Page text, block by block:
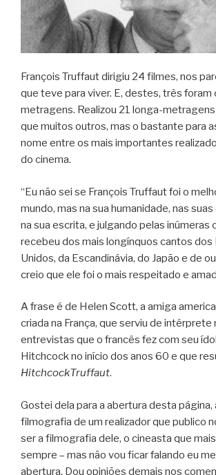
François Truffaut dirigiu 24 filmes, nos
que teve para viver. E, destes, três foram
metragens. Realizou 21 longa-
que muitos outros, mas o bastante para
nome entre os mais importantes
do cinema.
“Eu não sei se François Truffaut foi o
mundo, mas na sua humanidade, nas
na sua escrita, e julgando pelas inúmeras
recebeu dos mais longínquos cantos dos
Unidos, da Escandinávia, do Japão e de
creio que ele foi o mais respeitado e
A frase é de Helen Scott, a amiga
criada na França, que serviu de intérprete
entrevistas que o francês fez com seu
Hitchcock no início dos anos 60 e que
HitchcockTruffaut.
Gostei dela para a abertura desta página,
filmografia de um realizador que publico
ser a filmografia dele, o cineasta que
sempre – mas não vou ficar falando eu
abertura. Dou opiniões demais nos